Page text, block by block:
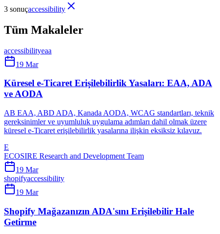
3 sonuçaccessibility
Tüm Makaleler
accessibilityeaa
19 Mar
Küresel e-Ticaret Erişilebilirlik Yasaları: EAA, ADA
ve AODA
AB EAA, ABD ADA, Kanada AODA, WCAG standartları, teknik
gereksinimler ve uyumluluk uygulama adımları dahil olmak üzere
küresel e-Ticaret erişilebilirlik yasalarına ilişkin eksiksiz kılavuz.
E
ECOSIRE Research and Development Team
19 Mar
shopifyaccessibility
19 Mar
Shopify Mağazanızın ADA'sını Erişilebilir Hale
Getirme